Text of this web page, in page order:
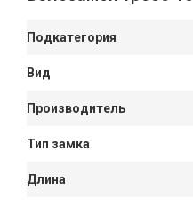
Подкатегория
Вид
Производитель
Тип замка
Длина